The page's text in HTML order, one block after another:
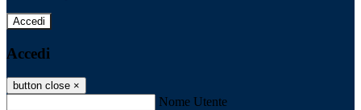
Accedi
Accedi
button close ×
Nome Utente